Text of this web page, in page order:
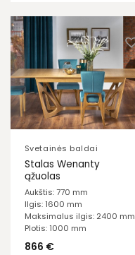
Svetainės baldai
Stalas Wenanty
ąžuolas
Aukštis: 770 mm
Ilgis: 1600 mm
Maksimalus ilgis: 2400 mm
Plotis: 1000 mm
866 €